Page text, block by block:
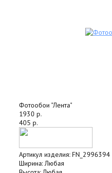
Фотообои "Лента"
1930 р.
405 р.
Артикул изделия:FN_2996394
Ширина:Любая